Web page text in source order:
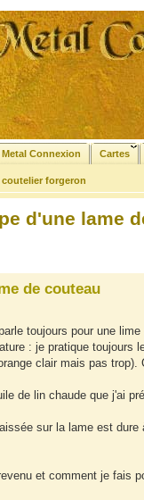
Metal Connexion Cartes
forgeron
d'une lame
de couteau
toujours pour une lime
: je pratique toujours
clair mais pas
de lin chaude que j'ai
sur la lame est dure
et comment je fais